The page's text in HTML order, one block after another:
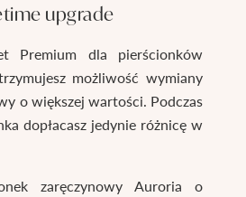
upgrade
Premium dla pierścionków
możliwość wymiany
o większej wartości. Podczas
dopłacasz jedynie różnicę w
zaręczynowy Auroria o